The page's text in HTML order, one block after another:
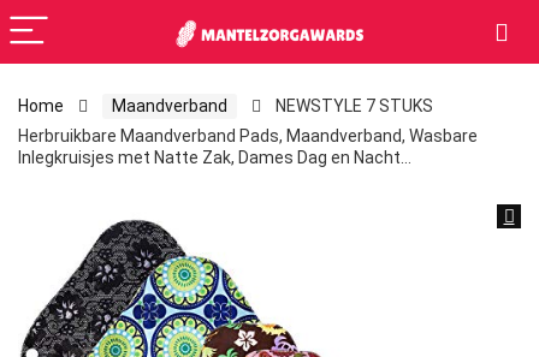
Home Maandverband
NEWSTYLE 7 STUKS
Herbruikbare Maandverband Pads, Maandverband, Wasbare
Inlegkruisjes met Natte Zak, Dames Dag en Nacht…